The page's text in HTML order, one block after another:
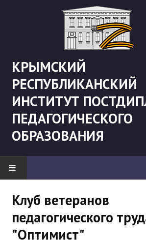
КРЫМСКИЙ
РЕСПУБЛИКАНСКИЙ
ИНСТИТУТ
ПЕДАГОГИЧЕСКОГО
ОБРАЗОВАНИЯ
"Боевая" русистика
Будни института
Клуб ветеранов
педагогического
"Оптимист"